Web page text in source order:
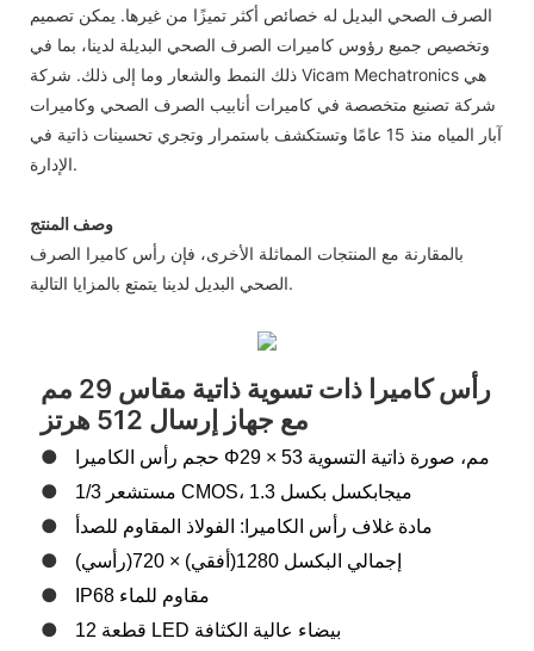
الصرف الصحي البديل له خصائص أكثر تميزًا من غيرها. يمكن تصميم
وتخصيص جميع رؤوس كاميرات الصرف الصحي البديلة لدينا، بما في
ذلك النمط والشعار وما إلى ذلك. شركة Vicam Mechatronics هي
شركة تصنيع متخصصة في كاميرات أنابيب الصرف الصحي وكاميرات
آبار المياه منذ 15 عامًا وتستكشف باستمرار وتجري تحسينات ذاتية في
الإدارة.
وصف المنتج
بالمقارنة مع المنتجات المماثلة الأخرى، فإن رأس كاميرا الصرف
الصحي البديل لدينا يتمتع بالمزايا التالية.
رأس كاميرا ذات تسوية ذاتية مقاس 29 مم
مع جهاز إرسال 512 هرتز
● حجم رأس الكاميرا Φ29 × 53 مم، صورة ذاتية التسوية
● مستشعر 1/3 CMOS، 1.3 ميجابكسل بكسل
● مادة غلاف رأس الكاميرا: الفولاذ المقاوم للصدأ
● إجمالي البكسل 1280(أفقي) × 720(رأسي)
● IP68 مقاوم للماء
● 12 قطعة LED بيضاء عالية الكثافة